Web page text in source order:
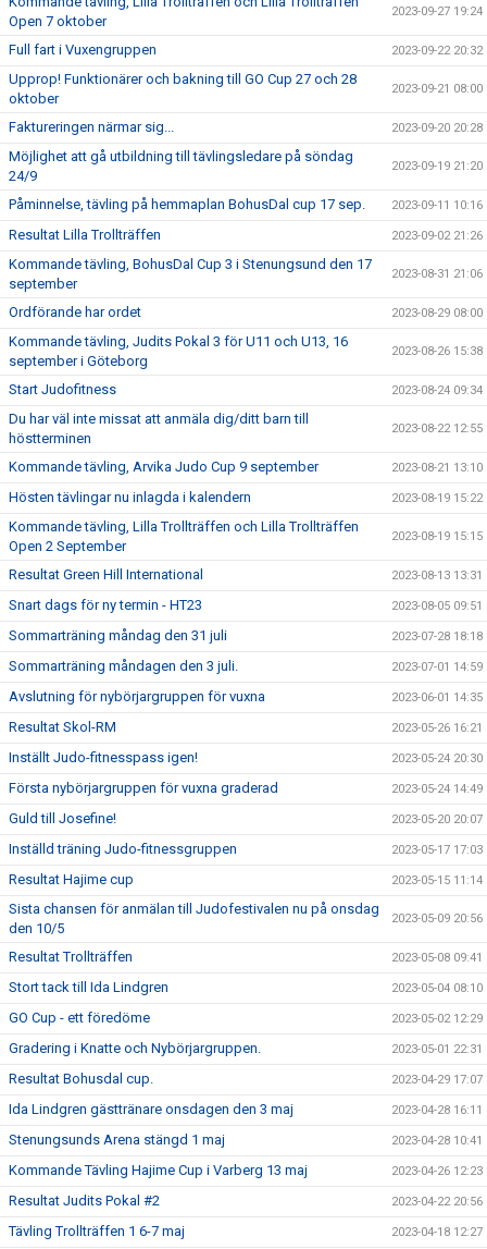
Open 7 oktober
2023-09-27 19:24
Full fart i Vuxengruppen 2023-09-22 20:32
Upprop! Funktionärer och bakning till GO Cup 27 och 28
oktober
2023-09-21 08:00
Faktureringen närmar sig... 2023-09-20 20:28
Möjlighet att gå utbildning till tävlingsledare på söndag
24/9
2023-09-19 21:20
Påminnelse, tävling på hemmaplan BohusDal cup 17 sep. 2023-09-11 10:16
Resultat Lilla Trollträffen 2023-09-02 21:26
Kommande tävling, BohusDal Cup 3 i Stenungsund den 17
september
2023-08-31 21:06
Ordförande har ordet 2023-08-29 08:00
Kommande tävling, Judits Pokal 3 för U11 och U13, 16
september i Göteborg
2023-08-26 15:38
Start Judofitness 2023-08-24 09:34
Du har väl inte missat att anmäla dig/ditt barn till
höstterminen
2023-08-22 12:55
Kommande tävling, Arvika Judo Cup 9 september 2023-08-21 13:10
Hösten tävlingar nu inlagda i kalendern 2023-08-19 15:22
Kommande tävling, Lilla Trollträffen och Lilla Trollträffen
Open 2 September
2023-08-19 15:15
Resultat Green Hill International 2023-08-13 13:31
Snart dags för ny termin - HT23 2023-08-05 09:51
Sommarträning måndag den 31 juli 2023-07-28 18:18
Sommarträning måndagen den 3 juli. 2023-07-01 14:59
Avslutning för nybörjargruppen för vuxna 2023-06-01 14:35
Resultat Skol-RM 2023-05-26 16:21
Inställt Judo-fitnesspass igen! 2023-05-24 20:30
Första nybörjargruppen för vuxna graderad 2023-05-24 14:49
Guld till Josefine! 2023-05-20 20:07
Inställd träning Judo-fitnessgruppen 2023-05-17 17:03
Resultat Hajime cup 2023-05-15 11:14
Sista chansen för anmälan till Judofestivalen nu på onsdag
den 10/5
2023-05-09 20:56
Resultat Trollträffen 2023-05-08 09:41
Stort tack till Ida Lindgren 2023-05-04 08:10
GO Cup - ett föredöme 2023-05-02 12:29
Gradering i Knatte och Nybörjargruppen. 2023-05-01 22:31
Resultat Bohusdal cup. 2023-04-29 17:07
Ida Lindgren gästtränare onsdagen den 3 maj 2023-04-28 16:11
Stenungsunds Arena stängd 1 maj 2023-04-28 10:41
Kommande Tävling Hajime Cup i Varberg 13 maj 2023-04-26 12:23
Resultat Judits Pokal #2 2023-04-22 20:56
Tävling Trollträffen 1 6-7 maj 2023-04-18 12:27